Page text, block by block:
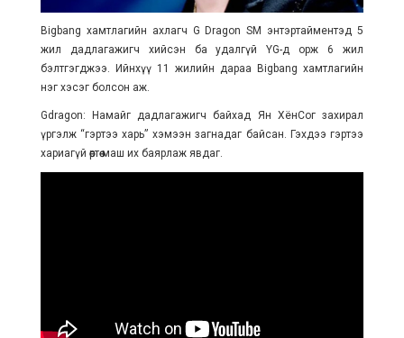
Bigbang хамтлагийн ахлагч G Dragon SM энтэртайментэд 5
жил дадлагажигч хийсэн ба удалгүй YG-д орж 6 жил
бэлтгэгджээ. Ийнхүү 11 жилийн дараа Bigbang хамтлагийн
нэг хэсэг болсон аж.
Gdragon: Намайг дадлагажигч байхад Ян ХёнСог захирал
үргэлж “гэртээ харь” хэмээн загнадаг байсан. Гэхдээ гэртээ
хариагүй өөртөө маш их баярлаж явдаг.